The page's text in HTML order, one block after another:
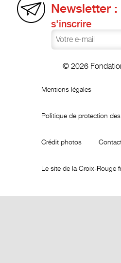
Newsletter :
s'inscrire
© 2026
Mentions légales
Politique de protection
Crédit photos
Le site de la Croix-Rouge